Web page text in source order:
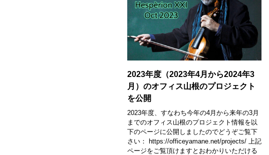
2023年度（2023年4月から2024年3
月）のオフィス山根のプロジェクト
を公開
2023年度、すなわち今年の4月から来年の3月
までのオフィス山根のプロジェクト情報を以
下のページに公開しましたのでどうぞご覧下
さい： https://officeyamane.net/projects/ 上記
ページをご覧頂けますとおわかりいただける